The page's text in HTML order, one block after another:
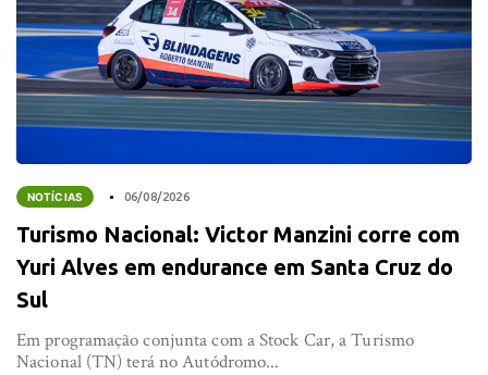
NOTÍCIAS 06/08/2026
Turismo Nacional: Victor Manzini corre com
Yuri Alves em endurance em Santa Cruz do
Sul
Em programação conjunta com a Stock Car, a Turismo
Nacional (TN) terá no Autódromo...